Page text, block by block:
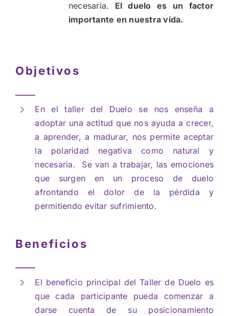
necesaria. El duelo es un factor
importante en nuestra vida.
Objetivos
En el taller del Duelo se nos enseña a
adoptar una actitud que nos ayuda a crecer,
a aprender, a madurar, nos permite aceptar
la polaridad negativa como natural y
necesaria. Se van a trabajar, las emociones
que surgen en un proceso de duelo
afrontando el dolor de la pérdida y
permitiendo evitar sufrimiento.
Beneficios
El beneficio principal del Taller de Duelo es
que cada participante pueda comenzar a
darse cuenta de su posicionamiento